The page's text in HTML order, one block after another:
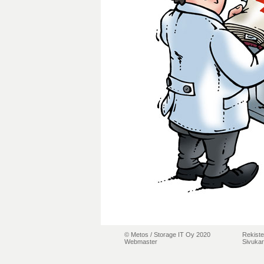
© Metos / Storage IT Oy 2020
Webmaster